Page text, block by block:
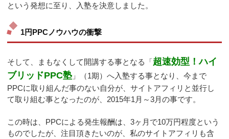
という発想に至り、入塾を決意しました。
1円PPCノウハウの衝撃
そして、まもなくして開講する事となる「超速効型！ハイ
ブリッドPPC塾 」（1期）へ入塾する事となり、今まで
PPCに取り組んだ事のない自分が、サイトアフィリと並行し
て取り組む事となったのが、2015年1月～3月の事です。
この時は、PPCによる発生報酬は、3ヶ月で10万円程度という
ものでしたが、注目頂きたいのが、私のサイトアフィリも含